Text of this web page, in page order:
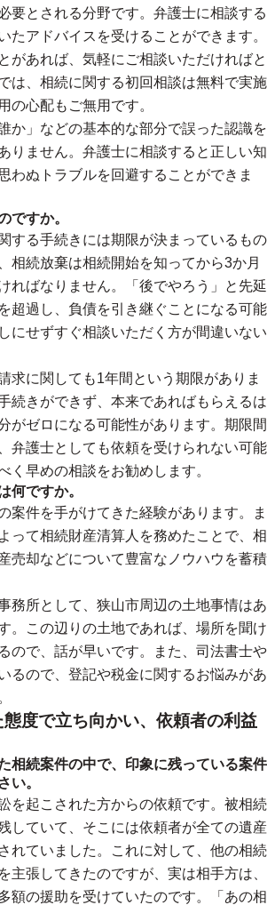
要とされる分野です。弁護士に相談する
たアドバイスを受けることができます。
があれば、気軽にご相談いただければと
は、相続に関する初回相談は無料で実施
の心配もご無用です。
か」などの基本的な部分で誤った認識を
りません。弁護士に相談すると正しい知
わぬトラブルを回避することができま
ですか。
する手続きには期限が決まっているもの
相続放棄は相続開始を知ってから3か月
ればなりません。「後でやろう」と先延
超過し、負債を引き継ぐことになる可能
にせずすぐ相談いただく方が間違いない
求に関しても1年間という期限がありま
続きができず、本来であればもらえるは
がゼロになる可能性があります。期限間
弁護士としても依頼を受けられない可能
く早めの相談をお勧めします。
何ですか。
案件を手がけてきた経験があります。ま
って相続財産清算人を務めたことで、相
売却などについて豊富なノウハウを蓄積
務所として、狭山市周辺の土地事情はあ
。この辺りの土地であれば、場所を聞け
ので、話が早いです。また、司法書士や
るので、登記や税金に関するお悩みがあ
度で立ち向かい、依頼者の利益
相続案件の中で、印象に残っている案件
い。
を起こされた方からの依頼です。被相続
していて、そこには依頼者が全ての遺産
れていました。これに対して、他の相続
主張してきたのですが、実は相手方は、
額の援助を受けていたのです。「あの相